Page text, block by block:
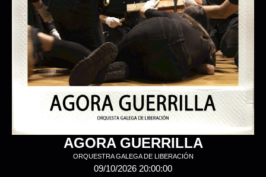
LA RATA MARIETA
L’HORTA TEATRE
17/10/2026 18:00:00
18/10/2026 18:00:00
+ INFO / + ENTRADAS